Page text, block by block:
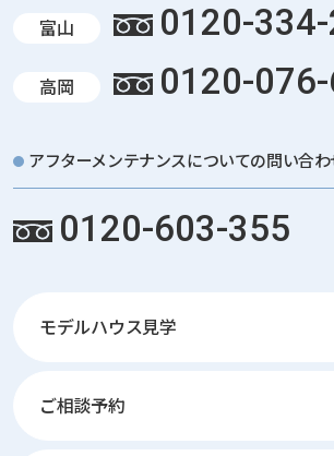
富山 0120-
高岡 0120-076-
アフターメンテナンスについての問い合わ
0120-603-355
モデルハウス見学
ご相談予約